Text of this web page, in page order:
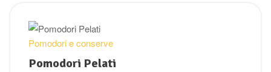
Pomodori e conserve
Pomodori Pelati